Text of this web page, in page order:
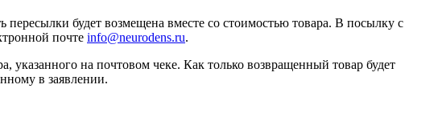
пересылки будет возмещена вместе со стоимостью товара. В посылку с
почте info@neurodens.ru.
на почтовом чеке. Как только возвращенный товар будет
в заявлении.